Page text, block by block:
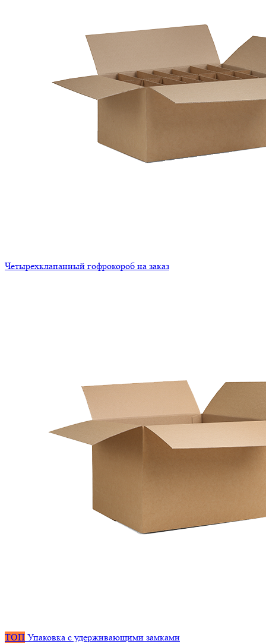
Четырехклапанный гофрокороб на заказ
ТОП Упаковка с удерживающими замками